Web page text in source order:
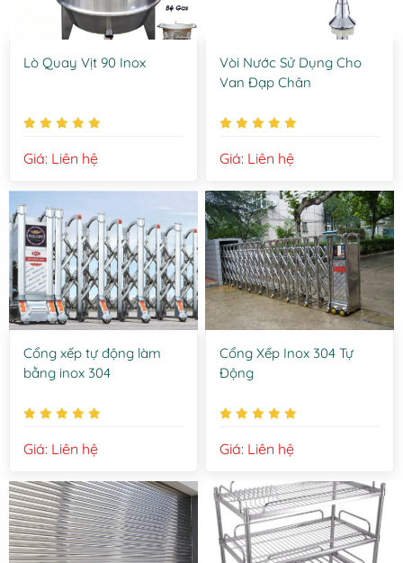
Lò Quay Vịt 90 Inox
Giá: Liên hệ
Vòi Nước Sử Dụng Cho
Van Đạp Chân
Giá: Liên hệ
Cổng xếp tự động làm
bằng inox 304
Giá: Liên hệ
Cổng Xếp Inox 304 Tự
Động
Giá: Liên hệ